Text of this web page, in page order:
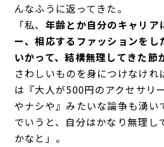
んなふうに返ってきた。
「私、 年齢とか自分のキャリア
ー、相応するファッションをし
いかって、結構無理してきた節
さわしいものを身につけなけれ
は『大人が500円のアクセサリ
やナシや』みたいな論争も湧い
でいうと、自分はかなり無理し
かなと」。